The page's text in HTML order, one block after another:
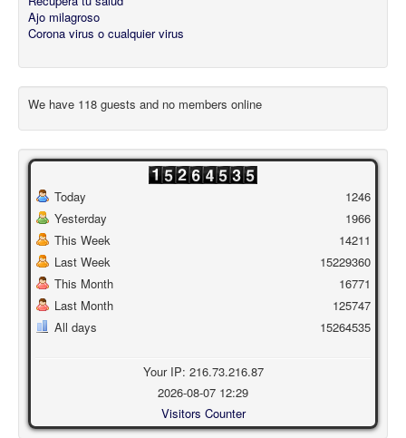
Ajo milagroso
Corona virus o cualquier virus
We have 118 guests and no members online
Today
Yesterday
This Week
Last Week
This Month
Last Month
All days
1246
1966
14211
15229360
16771
125747
15264535
Your IP: 216.73.216.87
2026-08-07 12:29
Visitors Counter